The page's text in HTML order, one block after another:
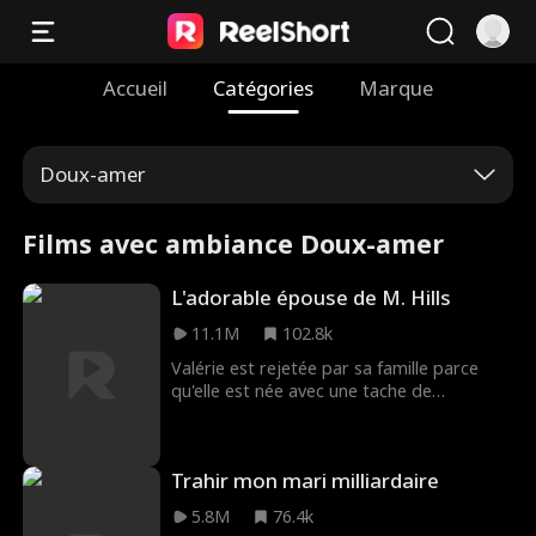
Accueil Catégories Marque
Doux-amer
Films avec ambiance Doux-amer
L'adorable épouse de M. Hills
11.1M
102.8k
Valérie est rejetée par sa famille parce
qu'elle est née avec une tache de
passion dans une source thermale. Il part
à sa recherche mais, par un concours de
circonstances, il la heurte accidentellement
Trahir mon mari milliardaire
5.8M
76.4k